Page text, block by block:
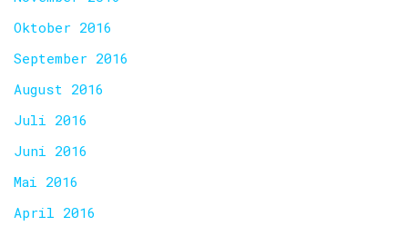
Oktober 2016
September 2016
August 2016
Juli 2016
Juni 2016
Mai 2016
April 2016